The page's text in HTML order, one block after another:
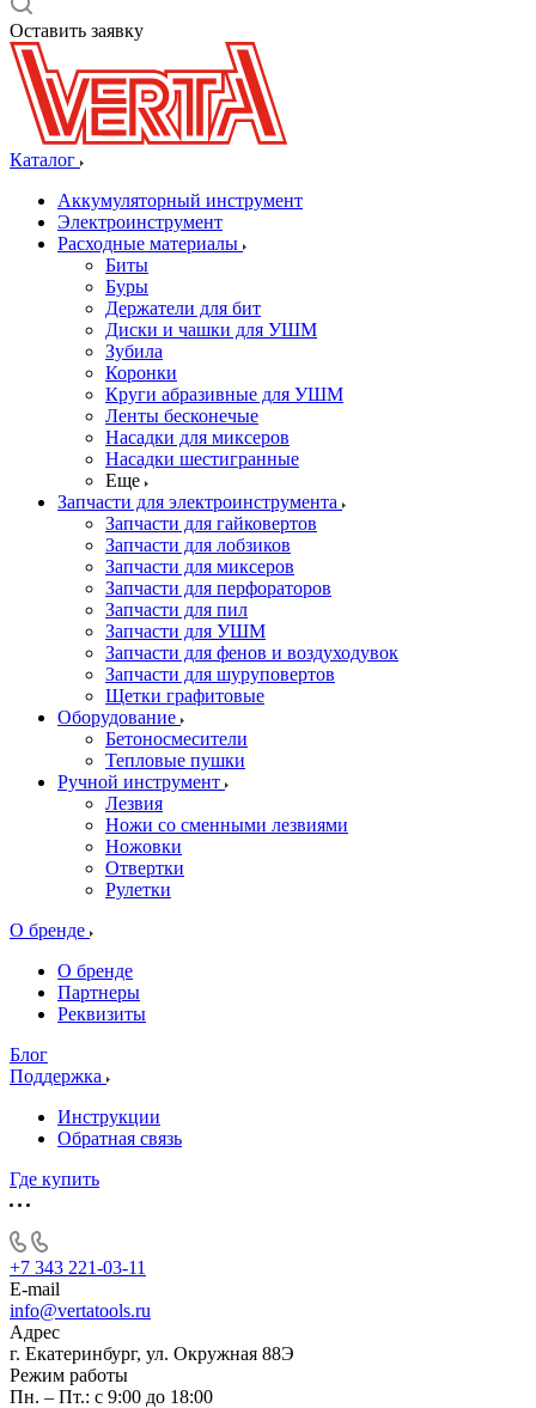
Оставить заявку
Каталог
Аккумуляторный инструмент
Электроинструмент
Расходные материалы
Биты
Буры
Держатели для бит
Диски и чашки для УШМ
Зубила
Коронки
Круги абразивные для УШМ
Ленты бесконечые
Насадки для миксеров
Насадки шестигранные
Еще
Запчасти для электроинструмента
Запчасти для гайковертов
Запчасти для лобзиков
Запчасти для миксеров
Запчасти для перфораторов
Запчасти для пил
Запчасти для УШМ
Запчасти для фенов и воздуходувок
Запчасти для шуруповертов
Щетки графитовые
Оборудование
Бетоносмесители
Тепловые пушки
Ручной инструмент
Лезвия
Ножи со сменными лезвиями
Ножовки
Отвертки
Рулетки
О бренде
О бренде
Партнеры
Реквизиты
Блог
Поддержка
Инструкции
Обратная связь
Где купить
+7 343 221-03-11
E-mail
info@vertatools.ru
Адрес
г. Екатеринбург, ул. Окружная 88Э
Режим работы
Пн. – Пт.: с 9:00 до 18:00